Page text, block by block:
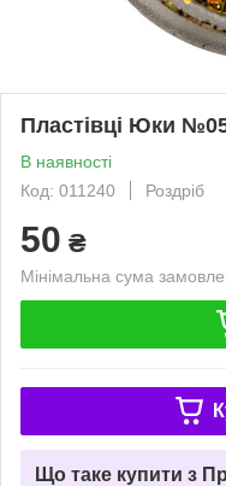
Пластівці Юки
В наявності
Код: 011240
Роздріб
50 ₴
Мінімальна сума
Що таке купити з